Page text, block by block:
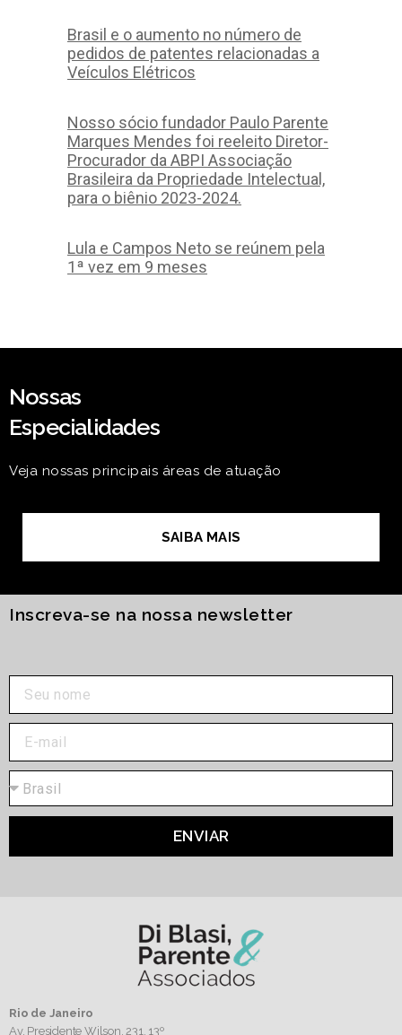
Brasil e o aumento no número de
pedidos de patentes relacionadas a
Veículos Elétricos
Nosso sócio fundador Paulo Parente
Marques Mendes foi reeleito Diretor-
Procurador da ABPI Associação
Brasileira da Propriedade Intelectual,
para o biênio 2023-2024.
Lula e Campos Neto se reúnem pela
1ª vez em 9 meses
Nossas
Especialidades
Veja nossas principais áreas de atuação
SAIBA MAIS
Inscreva-se na nossa newsletter
ENVIAR
Rio de Janeiro
Av. Presidente Wilson, 231, 13º